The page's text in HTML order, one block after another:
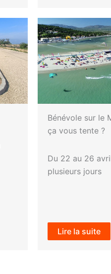
Bénévole sur le
ça vous tente ?
Du 22 au 26
plusieurs jours
Lire la suite